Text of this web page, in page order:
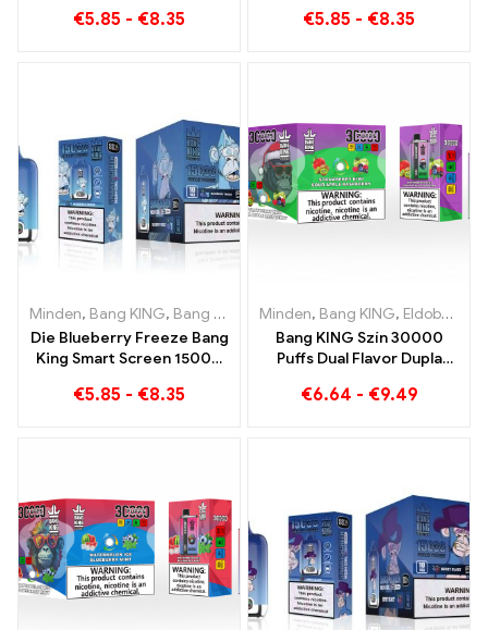
Pöfékel
€5.85 - €8.35
gyümölcsök pihentető
€5.85 - €8.35
Minden, Bang KING, Bang King Smart Screen 15000 Pöfékel ,
Die Blueberry Freeze Bang
King Smart Screen 15000
€5.85 - €8.35
Minden, Bang KING, Eldobható e-cigaretta Litvánia
Bang KING Szín 30000
Puffs Dual Flavor Dupla
savanyú almás málnával
€6.64 - €9.49